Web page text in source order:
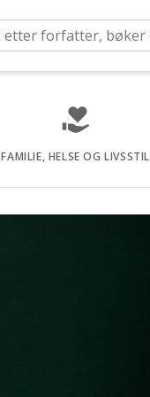
FAMILIE, HELSE OG LIVSSTIL